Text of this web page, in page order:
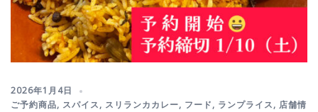
2026年1月4日
ご予約商品, スパイス, スリランカカレー, フード, ランプライス, 店舗情